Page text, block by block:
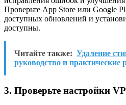
Проверьте App Store или Google
доступных обновлений и
доступны.
Читайте также: Удаление
руководство и практические
3. Проверьте настройки